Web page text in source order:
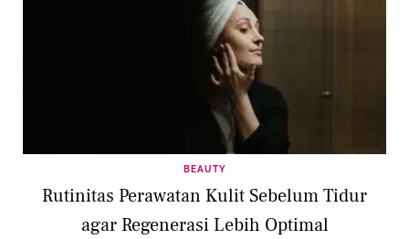
BEAUTY
Rutinitas Perawatan Kulit Sebelum Tidur
agar Regenerasi Lebih Optimal